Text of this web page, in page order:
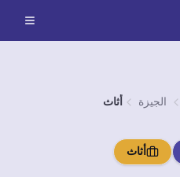
الجيزة أثاث
أثاث